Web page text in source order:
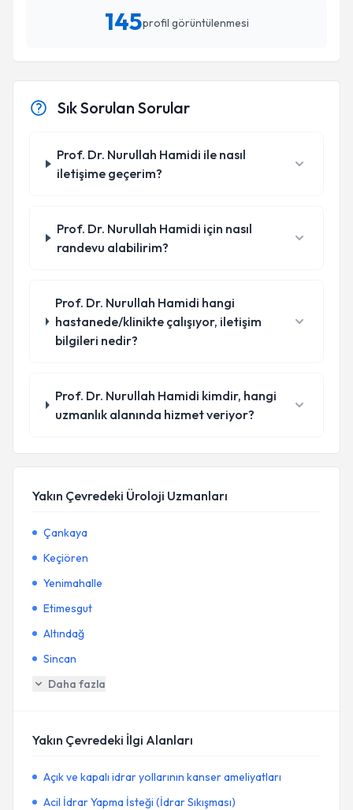
145profil görüntülenmesi
Sık Sorulan Sorular
Prof. Dr. Nurullah Hamidi ile nasıl
iletişime geçerim?
Prof. Dr. Nurullah Hamidi için nasıl
randevu alabilirim?
Prof. Dr. Nurullah Hamidi hangi
hastanede/klinikte çalışıyor, iletişim
bilgileri nedir?
Prof. Dr. Nurullah Hamidi kimdir, hangi
uzmanlık alanında hizmet veriyor?
Yakın Çevredeki Üroloji Uzmanları
Çankaya
Keçiören
Yenimahalle
Etimesgut
Altındağ
Sincan
Daha fazla
Yakın Çevredeki İlgi Alanları
Açık ve kapalı idrar yollarının kanser ameliyatları
Acil İdrar Yapma İsteği (İdrar Sıkışması)